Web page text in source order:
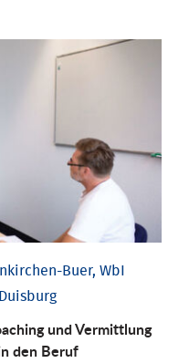
Buer, WbI
und Vermittlung
den Beruf